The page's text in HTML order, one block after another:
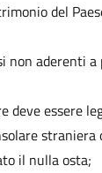
del
non aderenti
deve essere
il nulla osta;